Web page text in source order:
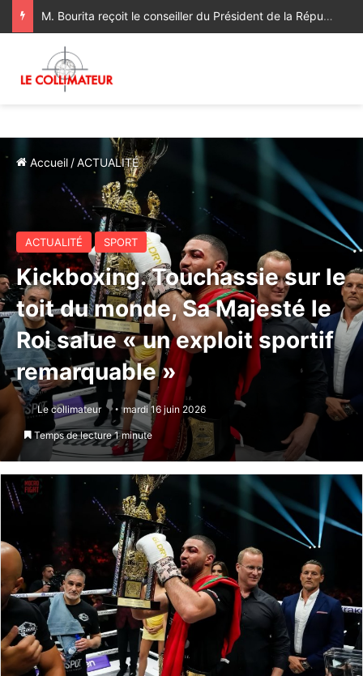
M. Bourita reçoit le conseiller du Président de la République de Roumanie, porteur d’un message adressé à SM le Roi
Accueil /ACTUALITÉ
ACTUALITÉ SPORT
Kickboxing. Touchassie sur le
toit du monde, Sa Majesté le
Roi salue « un exploit sportif
remarquable »
Le collimateur mardi 16 juin 2026
Temps de lecture 1 minute